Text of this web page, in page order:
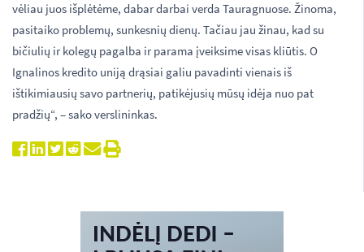
vėliau juos išplėtėme, dabar darbai verda Tauragnuose. Žinoma,
pasitaiko problemų, sunkesnių dienų. Tačiau jau žinau, kad su
bičiulių ir kolegų pagalba ir parama įveiksime visas kliūtis. O
Ignalinos kredito uniją drąsiai galiu pavadinti vienais iš
ištikimiausių savo partnerių, patikėjusių mūsų idėja nuo pat
pradžių“, – sako verslininkas.